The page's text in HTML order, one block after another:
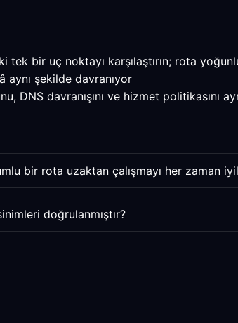
tek bir uç noktayı karşılaştırın; rota
aynı şekilde davranıyor
DNS davranışını ve hizmet
bir rota uzaktan çalışmayı her zaman
doğrulanmıştır?